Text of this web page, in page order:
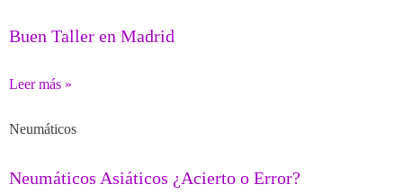
Buen Taller en Madrid
Leer más »
Neumáticos
Neumáticos Asiáticos ¿Acierto o Error?